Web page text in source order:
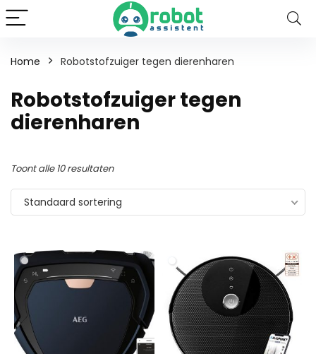
Home Robotstofzuiger tegen dierenharen
Robotstofzuiger tegen
dierenharen
Toont alle 10 resultaten
Standaard sortering